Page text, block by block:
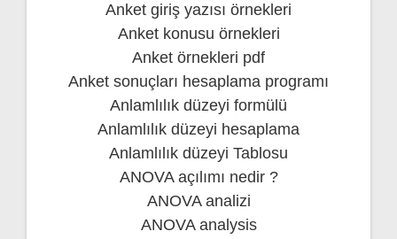
Anket giriş yazısı örnekleri
Anket konusu örnekleri
Anket örnekleri pdf
Anket sonuçları hesaplama programı
Anlamlılık düzeyi formülü
Anlamlılık düzeyi hesaplama
Anlamlılık düzeyi Tablosu
ANOVA açılımı nedir ?
ANOVA analizi
ANOVA analysis